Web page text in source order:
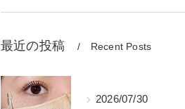
最近の投稿 Recent Posts
2026/07/30